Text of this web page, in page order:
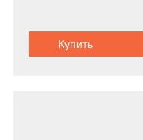
Купить